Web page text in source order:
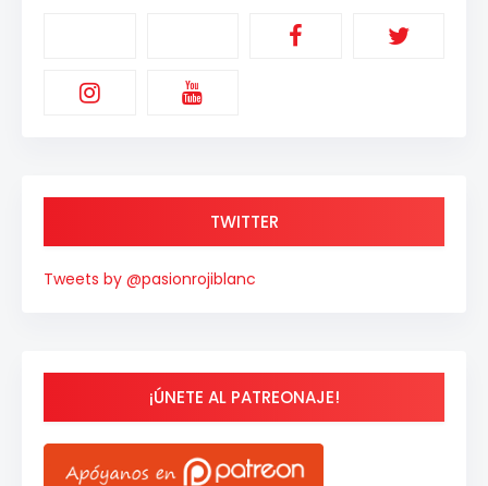
TWITTER
Tweets by @pasionrojiblanc
¡ÚNETE AL PATREONAJE!